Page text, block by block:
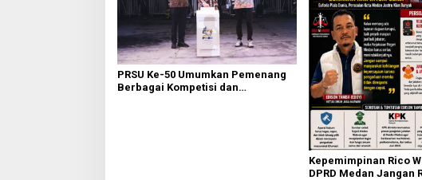
PRSU Ke-50 Umumkan Pemenang
Berbagai Kompetisi dan
Kepemimpinan Rico
DPRD Medan Jangan